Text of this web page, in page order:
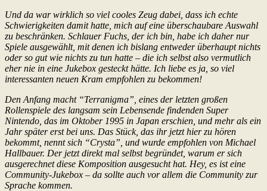
Und da war wirklich so viel cooles Zeug dabei, dass ich echte
Schwierigkeiten damit hatte, mich auf eine überschaubare Auswahl
zu beschränken. Schlauer Fuchs, der ich bin, habe ich daher nur
Spiele ausgewählt, mit denen ich bislang entweder überhaupt nichts
oder so gut wie nichts zu tun hatte – die ich selbst also vermutlich
eher nie in eine Jukebox gesteckt hätte. Ich liebe es ja, so viel
interessanten neuen Kram empfohlen zu bekommen!
Den Anfang macht “Terranigma”, eines der letzten großen
Rollenspiele des langsam sein Lebensende findenden Super
Nintendo, das im Oktober 1995 in Japan erschien, und mehr als ein
Jahr später erst bei uns. Das Stück, das ihr jetzt hier zu hören
bekommt, nennt sich “Crysta”, und wurde empfohlen von Michael
Hallbauer. Der jetzt direkt mal selbst begründet, warum er sich
ausgerechnet diese Komposition ausgesucht hat. Hey, es ist eine
Community-Jukebox – da sollte auch vor allem die Community zur
Sprache kommen.